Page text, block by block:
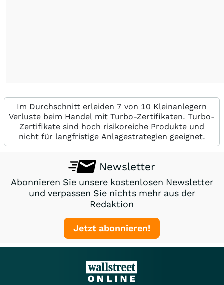
Im Durchschnitt erleiden 7 von 10 Kleinanlegern
Verluste beim Handel mit Turbo-Zertifikaten. Turbo-
Zertifikate sind hoch risikoreiche Produkte und
nicht für langfristige Anlagestrategien geeignet.
Newsletter
Abonnieren Sie unsere kostenlosen Newsletter
und verpassen Sie nichts mehr aus der
Redaktion
Jetzt abonnieren!